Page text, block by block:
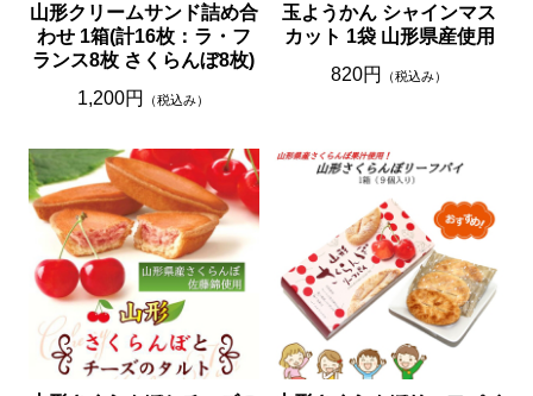
山形クリームサンド詰め合
わせ 1箱(計16枚：ラ・フ
ランス8枚 さくらんぼ8枚)
1,200円
（税込み）
玉ようかん シャインマス
カット 1袋 山形県産使用
820円
（税込み）